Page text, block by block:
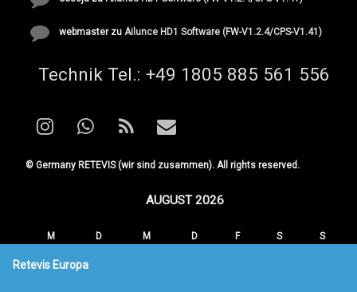
Retevis Europa
webmasterzu Ailunce HD1 Software (FW-V1.2.4/CPS-V1.41)
Tel:
Technik Tel.: +49 1805 885 561 556
Instagram
WhatsApp
RSS E-mail
© Germany RETEVIS (wir sind zusammen). All rights reserved.
AUGUST 2026
M D M D F S S